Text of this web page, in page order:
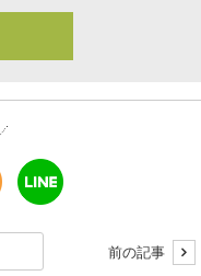
前の記事